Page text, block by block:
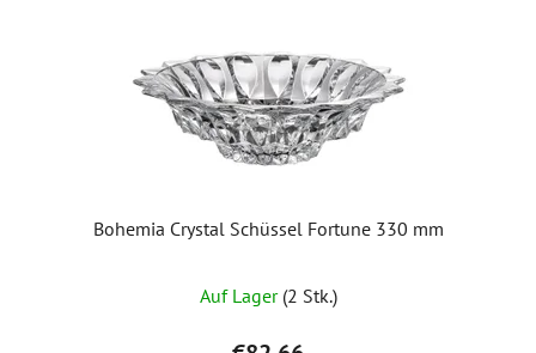
Bohemia Crystal Schüssel Fortune 330 mm
Auf Lager (2 Stk.)